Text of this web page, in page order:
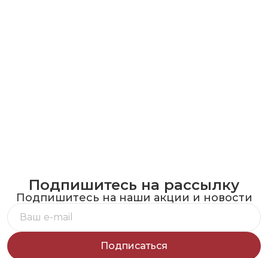
Подпишитесь на рассылку
Подпишитесь на наши акции и новости
Подписаться